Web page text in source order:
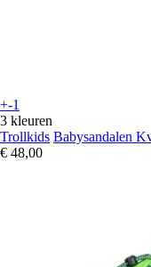
+-1
3 kleuren
Trollkids Babysandalen
€ 48,00